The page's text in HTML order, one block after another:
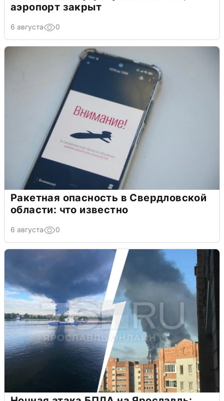
аэропорт закрыт
6 августа 0
Ракетная опасность в Свердловской
области: что известно
6 августа 0